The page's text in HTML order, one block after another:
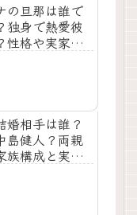
の旦那は誰で
独身で熱愛彼
性格や実家も
婚相手は誰？
島健人？両親
族構成と実家